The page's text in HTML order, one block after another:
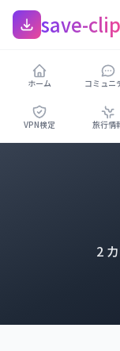
save-clip
ホーム コミュニ
VPN検定 旅行情
2